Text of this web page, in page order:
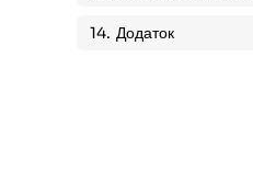
14. Додаток